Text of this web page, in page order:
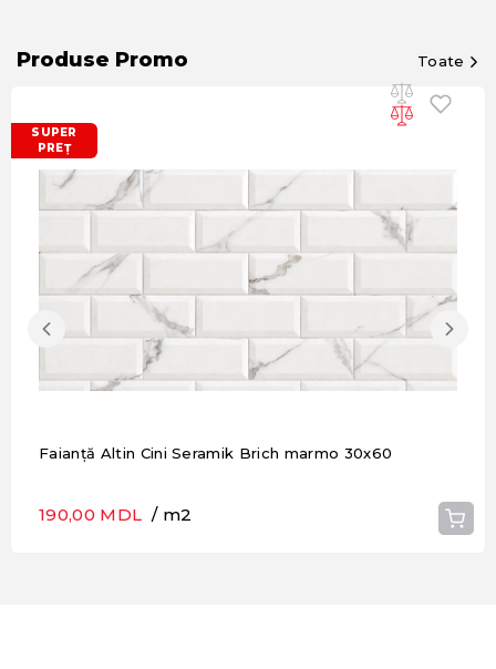
Produse Promo Toate
SUPER
PREȚ
Faianță Altin Cini Seramik Brich marmo 30x60
190,00 MDL / m2